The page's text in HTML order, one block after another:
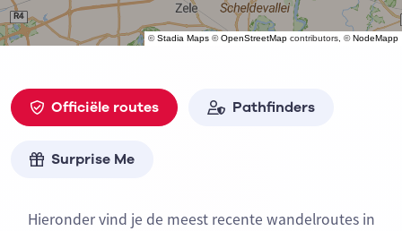
©Stadia Maps ©OpenStreetMap contributors, ©NodeMapp
Officiële routes Pathfinders
Surprise Me
Hieronder vind je de meest recente wandelroutes in